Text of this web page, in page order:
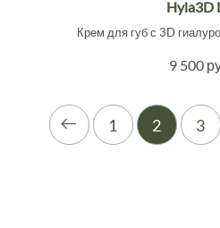
Hyla3D
Крем для губ с 3D
9 500
1 2 3